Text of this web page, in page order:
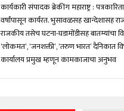
कार्यकारी संपादक ब्रेकींग महाराष्ट्र : पत्रकारिता
वर्षांपासून कार्यरत. भुसावळसह खान्देशासह
राजकीय तसेच घटना-घडामोंडीसह बातम्यांचा
‘लोकमत’, ‘जनशक्ती’, ‘तरुण भारत’ दैनिकात
कार्यालय प्रमुख म्हणून कामकाजाचा अनुभव